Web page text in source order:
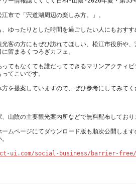
客の方にもぜひ訪れてほしい、松江市役所や
てもなくても誰だってできるマリンアクティビ
ムページにてダウンロード版も順次公開します
ui.com/social-business/barrier-